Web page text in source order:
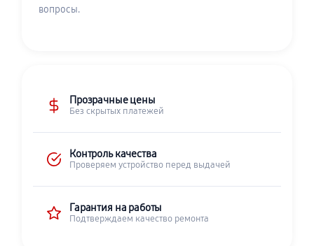
вопросы.
Прозрачные цены
Без скрытых платежей
Контроль качества
Проверяем устройство перед выдачей
Гарантия на работы
Подтверждаем качество ремонта